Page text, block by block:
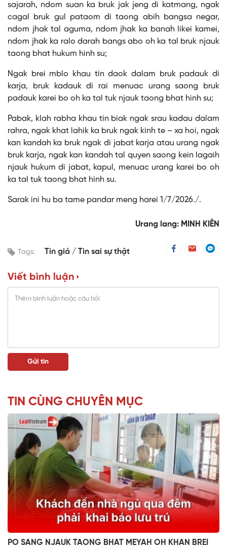
sajarah, ndom suan ka bruk jak jeng di katmang, ngak
cagal bruk gul pataom di taong abih bangsa negar,
ndom jhak tal aguma, ndom jhak ka banah likei kamei,
ndom jhak ka ralo darah bangs abo oh ka tal bruk njauk
taong bhat hukum hinh su;
Ngak brei mblo khau tin daok dalam bruk padauk di
karja, bruk kadauk di rai menuac urang saong bruk
padauk karei bo oh ka tal tuk njauk taong bhat hinh su;
Pabak, klah rabha khau tin biak ngak srau kadau dalam
rahra, ngak khat lahik ka bruk ngak kinh te – xa hoi, ngak
kan kandah ka bruk ngak di jabat karja atau urang ngak
bruk karja, ngak kan kandah tal quyen saong kein lagaih
njauk hukum di jabat, kapul, menuac urang karei bo oh
ka tal tuk taong bhat hinh su.
Sarak ini hu ba tame pandar meng harei 1/7/2026./.
Urang lang: MINH KIÊN
Tags: Tin giả Tin sai sự thật
Viết bình luận
TIN CÙNG CHUYÊN MỤC
PO SANG NJAUK TAONG BHAT MEYAH OH KHAN BREI